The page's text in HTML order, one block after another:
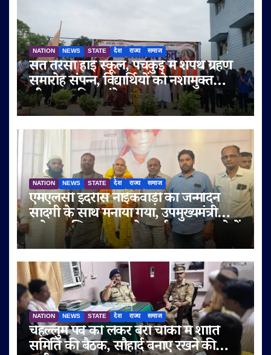
NATION NEWS STATE देश राज्य समाज
संत तेरेसा हाई स्कूल, पंचकुई में शपथ ग्रहण
समारोह संपन्न, विद्यार्थियों को नशामुक्त
जीवन का दिया संदेश
NATION NEWS STATE देश राज्य समाज
एमएलसी इदरीस नाईकवाड़ी का जन्मदिन
सादगी के साथ मनाया गया, उपमुख्यमंत्री
सुनेत्रा अजित पवार समेत कई गणमान्य लोगों
ने दी शुभकामनाएं
NATION NEWS STATE देश राज्य समाज
चेहल्लुम पर्व को लेकर बेरी चौकी में शांति
समिति की बैठक, सौहार्द बनाए रखने की